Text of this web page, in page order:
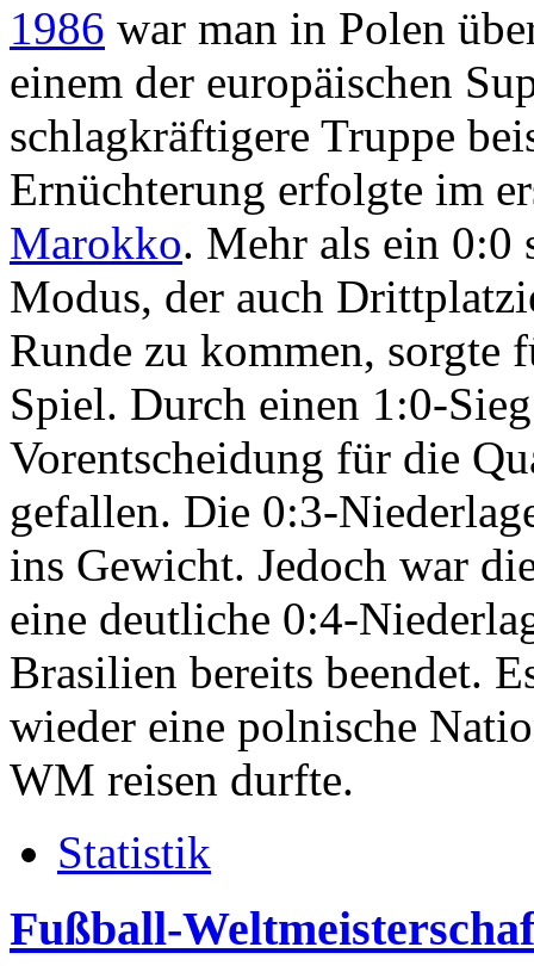
1986 war man in Polen
einem der europäischen
schlagkräftigere Truppe
Ernüchterung erfolgte im
Marokko. Mehr als ein 0:0
Modus, der auch
Runde zu kommen, sorgte
Spiel. Durch einen 1:0-
Vorentscheidung für die
gefallen. Die 0:3-
ins Gewicht. Jedoch war
eine deutliche 0:4-
Brasilien bereits beendet.
wieder eine polnische
WM reisen durfte.
Statistik
Fußball-